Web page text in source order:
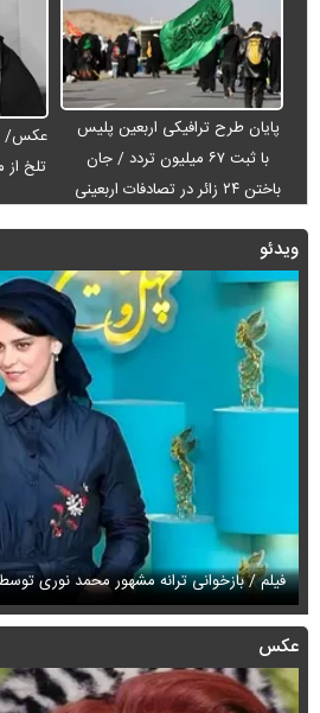
پایان طرح ترافیکی اربعین پلیس
با ثبت ۶۷ میلیون تردد / جان
باختن ۲۴ زائر در تصادفات اربعینی
عکس/
تلخ
ویدئو
فیلم / بازخوانی ترانه مشهور محمد نوری
عکس